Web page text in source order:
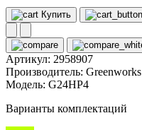
Купить
Артикул: 2958907
Производитель: Greenworks
Модель: G24HP4
Варианты комплектаций